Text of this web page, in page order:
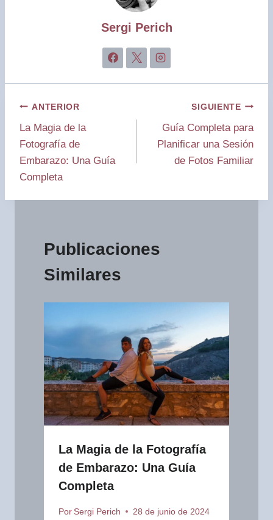
Sergi Perich
Navegación
de
entradas
ANTERIOR
La Magia de la
Fotografía de
Embarazo: Una Guía
Completa
SIGUIENTE
Guía Completa para
Planificar una Sesión
de Fotos Familiar
Publicaciones
Similares
La Magia de la Fotografía
de Embarazo: Una Guía
Completa
Por Sergi Perich 28 de junio de 2024